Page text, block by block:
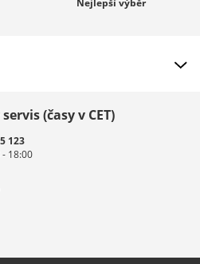
Nejlepšívýběr
(Italiano) Italien (Deutsch)
(časy v CET)
123
- 18:00